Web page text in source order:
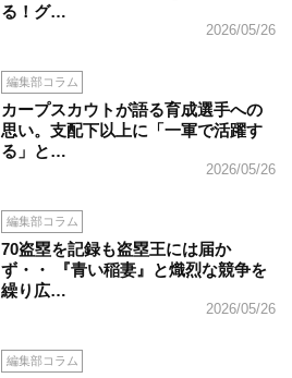
る！グ…
2026/05/26
編集部コラム
カープスカウトが語る育成選手への
思い。支配下以上に「一軍で活躍す
る」と…
2026/05/26
編集部コラム
70盗塁を記録も盗塁王には届か
ず・・ 『青い稲妻』と熾烈な競争を
繰り広…
2026/05/26
編集部コラム